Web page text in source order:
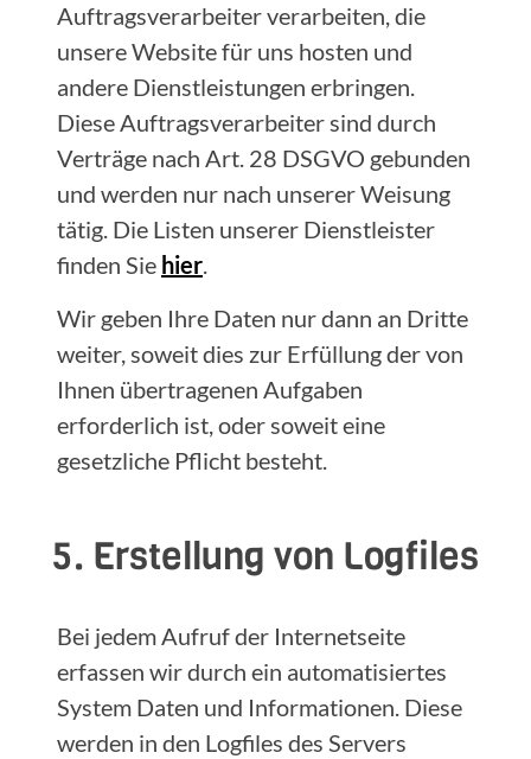
Auftragsverarbeiter verarbeiten, die
unsere Website für uns hosten und
andere Dienstleistungen erbringen.
Diese Auftragsverarbeiter sind durch
Verträge nach Art. 28 DSGVO gebunden
und werden nur nach unserer Weisung
tätig. Die Listen unserer Dienstleister
finden Sie hier.
Wir geben Ihre Daten nur dann an Dritte
weiter, soweit dies zur Erfüllung der von
Ihnen übertragenen Aufgaben
erforderlich ist, oder soweit eine
gesetzliche Pflicht besteht.
5. Erstellung von Logfiles
Bei jedem Aufruf der Internetseite
erfassen wir durch ein automatisiertes
System Daten und Informationen. Diese
werden in den Logfiles des Servers